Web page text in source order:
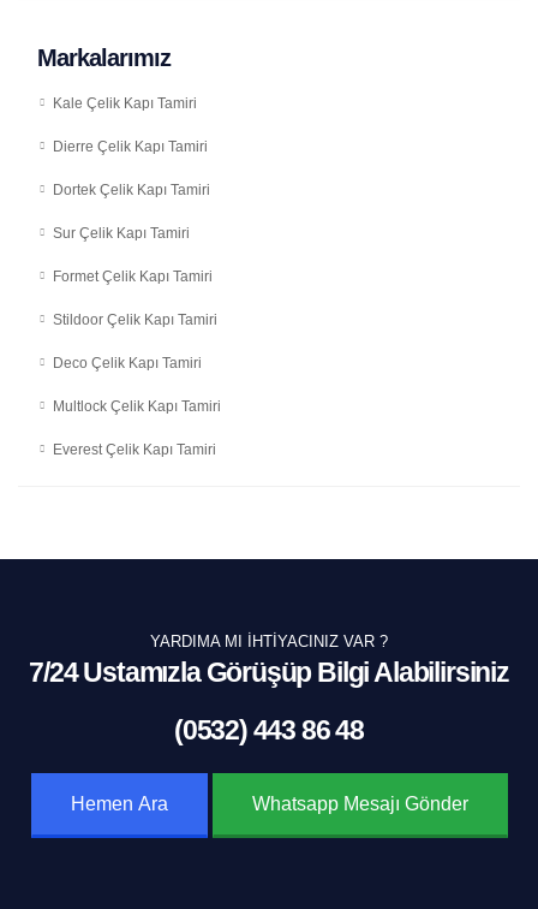
Markalarımız
Kale Çelik Kapı Tamiri
Dierre Çelik Kapı Tamiri
Dortek Çelik Kapı Tamiri
Sur Çelik Kapı Tamiri
Formet Çelik Kapı Tamiri
Stildoor Çelik Kapı Tamiri
Deco Çelik Kapı Tamiri
Multlock Çelik Kapı Tamiri
Everest Çelik Kapı Tamiri
YARDIMA MI İHTIYACINIZ VAR ?
7/24 Ustamızla Görüşüp Bilgi Alabilirsiniz
(0532) 443 86 48
Hemen Ara Whatsapp Mesajı Gönder